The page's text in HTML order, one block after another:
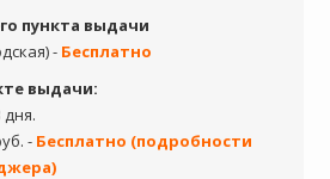
пункта выдачи
- Бесплатно
выдачи:
дня.
- Бесплатно (подробности